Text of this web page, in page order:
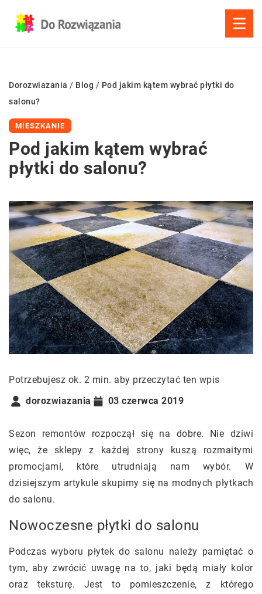
Dorozwiazania / Blog / Pod jakim kątem wybrać płytki do
salonu?
MIESZKANIE
Pod jakim kątem wybrać
płytki do salonu?
Potrzebujesz ok. 2 min. aby przeczytać ten wpis
dorozwiazania
03 czerwca 2019
Sezon remontów rozpoczął się na dobre. Nie dziwi
więc, że sklepy z każdej strony kuszą rozmaitymi
promocjami, które utrudniają nam wybór. W
dzisiejszym artykule skupimy się na modnych płytkach
do salonu.
Nowoczesne płytki do salonu
Podczas wyboru płytek do salonu należy pamiętać o
tym, aby zwrócić uwagę na to, jaki będą miały kolor
oraz teksturę. Jest to pomieszczenie, z którego